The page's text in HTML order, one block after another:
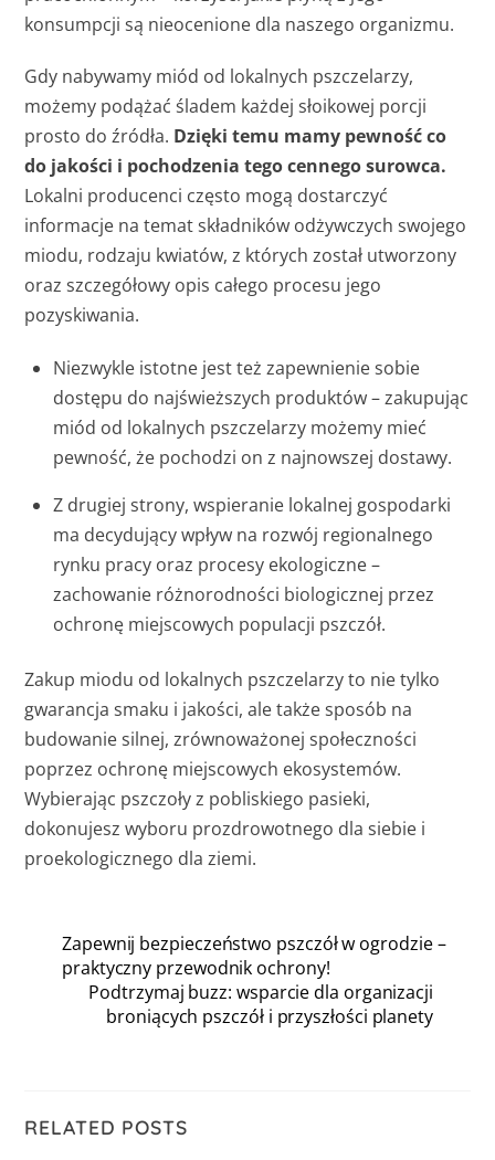
konsumpcji są nieocenione dla naszego organizmu.
Gdy nabywamy miód od lokalnych pszczelarzy,
możemy podążać śladem każdej słoikowej porcji
prosto do źródła. Dzięki temu mamy pewność co
do jakości i pochodzenia tego cennego surowca.
Lokalni producenci często mogą dostarczyć
informacje na temat składników odżywczych swojego
miodu, rodzaju kwiatów, z których został utworzony
oraz szczegółowy opis całego procesu jego
pozyskiwania.
Niezwykle istotne jest też zapewnienie sobie
dostępu do najświeższych produktów – zakupując
miód od lokalnych pszczelarzy możemy mieć
pewność, że pochodzi on z najnowszej dostawy.
Z drugiej strony, wspieranie lokalnej gospodarki
ma decydujący wpływ na rozwój regionalnego
rynku pracy oraz procesy ekologiczne –
zachowanie różnorodności biologicznej przez
ochronę miejscowych populacji pszczół.
Zakup miodu od lokalnych pszczelarzy to nie tylko
gwarancja smaku i jakości, ale także sposób na
budowanie silnej, zrównoważonej społeczności
poprzez ochronę miejscowych ekosystemów.
Wybierając pszczoły z pobliskiego pasieki,
dokonujesz wyboru prozdrowotnego dla siebie i
proekologicznego dla ziemi.
Zapewnij bezpieczeństwo pszczół w ogrodzie –
praktyczny przewodnik ochrony!
Podtrzymaj buzz: wsparcie dla organizacji
broniących pszczół i przyszłości planety
RELATED POSTS